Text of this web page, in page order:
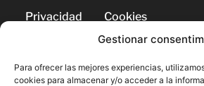
Gestionar
Para ofrecer las mejores experiencias,
cookies para almacenar y/o acceder a la
Privacidad Cookies
reservados